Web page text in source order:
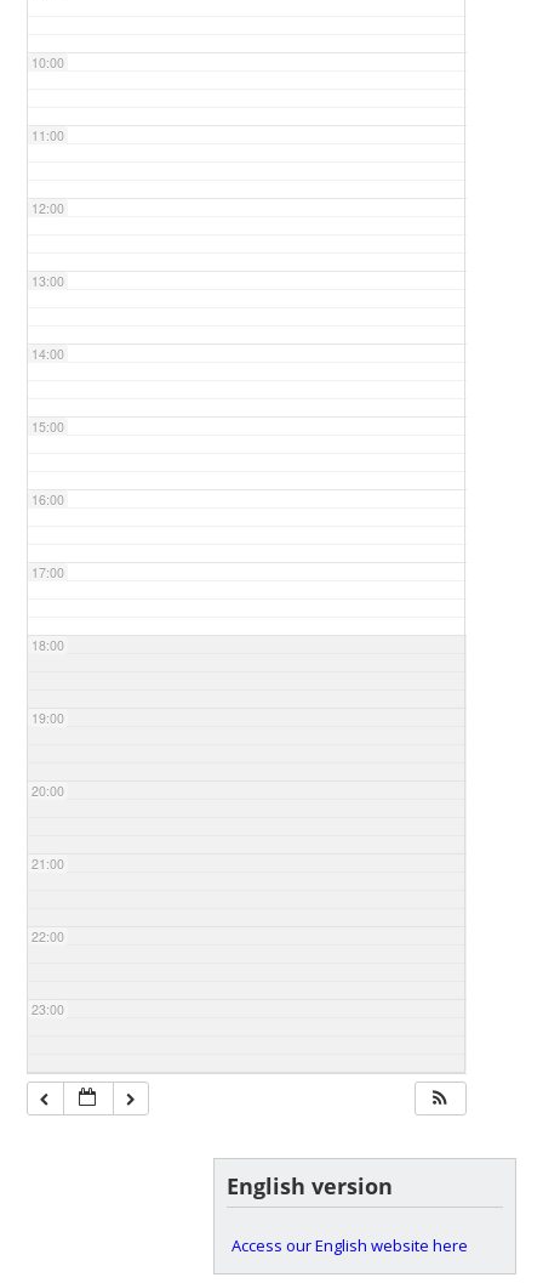
10:00
11:00
12:00
13:00
14:00
15:00
16:00
17:00
18:00
19:00
20:00
21:00
22:00
23:00
English version
Access our English website here